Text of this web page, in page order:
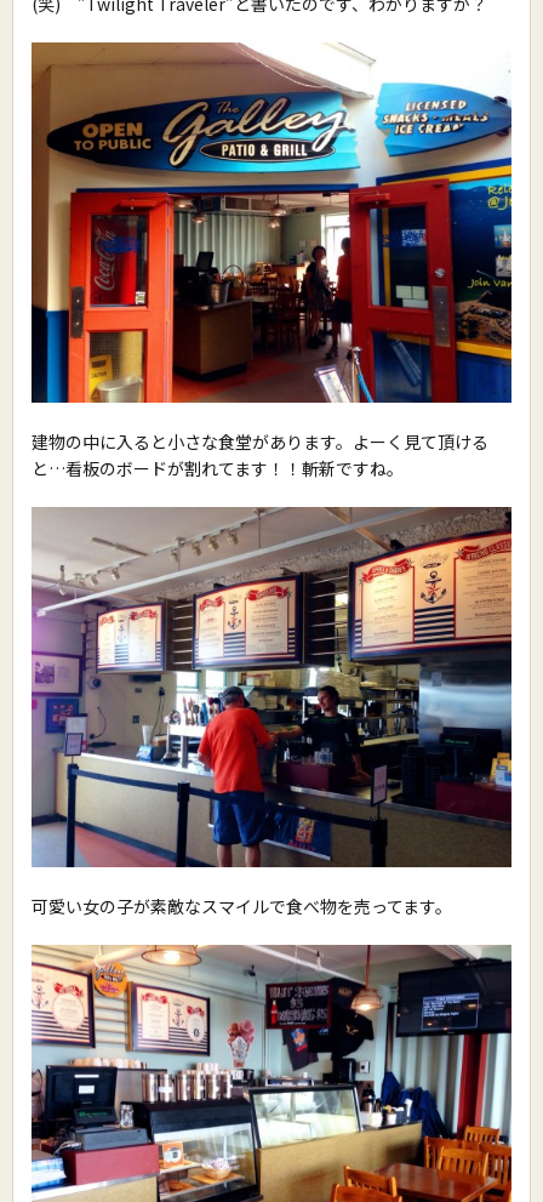
建物の中に入ると小さな食堂があります。よーく見て頂ける
と…看板のボードが割れてます！！斬新ですね。
可愛い女の子が素敵なスマイルで食べ物を売ってます。